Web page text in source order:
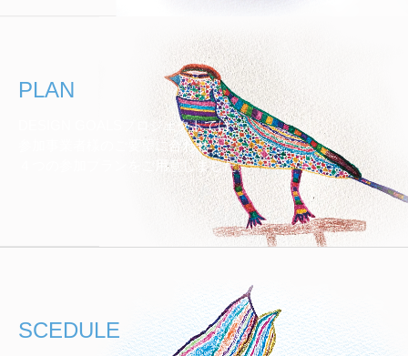
PLAN
DESIGN GOALSプロジェクトでは、
参加事業者様のご要望に合わせ
４つの参加プランをご用意しました。
SCEDULE